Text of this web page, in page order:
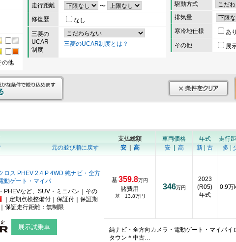
の他
走行距離
〜
修復歴
なし
三菱の
UCAR
制度
三菱のUCAR制度とは？
駆動方式
排気量
寒冷地仕様
あり
その他
展
元の並び順に戻す
支払総額
安| 高
車両価格
安| 高
年式
新
古
走行
多
ロス PHEV 2.4 P 4WD 純ナビ・全方
動ゲート・マイパ
PHEVなど、SUV・ミニバン｜その
｜定期点検整備付｜保証付｜保証期
保証走行距離：無制限
展示試乗車
基359.8万円
諸費用
基 13.8万円
346万円
2023
(R05)
年式
0.9万
純ナビ・全方向カメラ・電動ゲート・マイパ
タウン＊中古…